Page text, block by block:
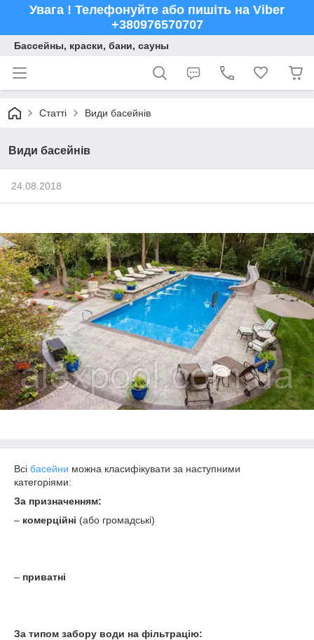
Увага ! Телефонуйте або пишіть на Viber
+380976570707
Бассейны, краски, бани, сауны
Статті Види басейнів
Види басейнів
24.08.2018
Всі басейни можна класифікувати за наступними
категоріями:
За призначенням:
– комерційні (або громадські)
– приватні
За типом забору води на фільтрацію: